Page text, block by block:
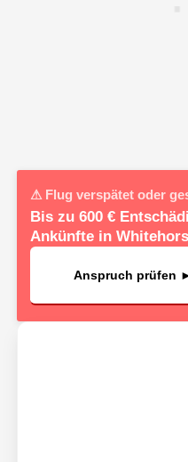
⚠ Flug verspätet oder
Bis zu 600 €
Ankünfte in
Anspruch prüfen